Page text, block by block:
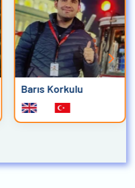
Barıs Korkulu